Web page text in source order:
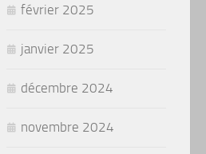
février 2025
janvier 2025
décembre 2024
novembre 2024